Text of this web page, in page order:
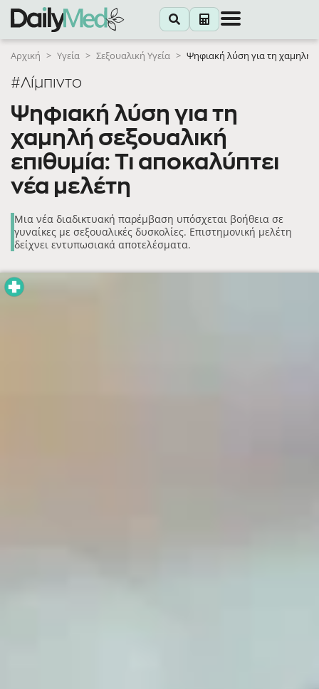
Αρχική > Υγεία > Σεξουαλική Υγεία > Ψηφιακή λύση για τη χαμηλή
#Λίμπιντο
Ψηφιακή λύση για τη
χαμηλή σεξουαλική
επιθυμία: Τι αποκαλύπτει
νέα μελέτη
Μια νέα διαδικτυακή παρέμβαση υπόσχεται βοήθεια σε
γυναίκες με σεξουαλικές δυσκολίες. Επιστημονική μελέτη
δείχνει εντυπωσιακά αποτελέσματα.